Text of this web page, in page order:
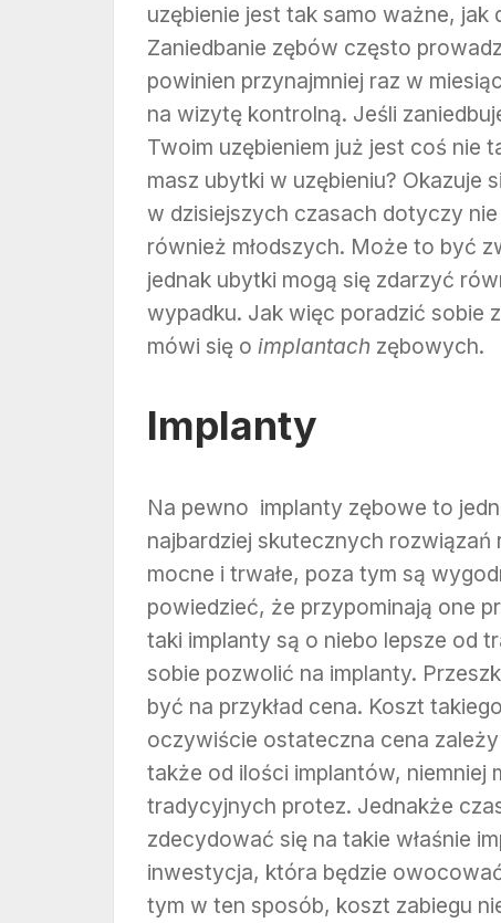
uzębienie jest tak samo ważne, jak
Zaniedbanie zębów często
powinien przynajmniej raz w
na wizytę kontrolną. Jeśli
Twoim uzębieniem już jest coś nie
masz ubytki w uzębieniu?
w dzisiejszych czasach dotyczy
również młodszych. Może to być
jednak ubytki mogą się zdarzyć
wypadku. Jak więc poradzić sobie
mówi się o implantach zębowych.
Implanty
Na pewno implanty zębowe to
najbardziej skutecznych rozwiązań
mocne i trwałe, poza tym są
powiedzieć, że przypominają one
taki implanty są o niebo lepsze od
sobie pozwolić na implanty.
być na przykład cena. Koszt
oczywiście ostateczna cena
także od ilości implantów, niemniej
tradycyjnych protez. Jednakże
zdecydować się na takie właśnie
inwestycja, która będzie
tym w ten sposób, koszt zabiegu